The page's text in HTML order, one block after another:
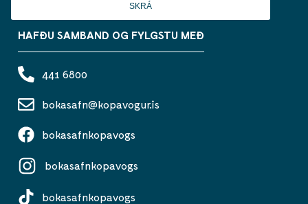
SKRÁ
HAFÐU SAMBAND OG FYLGSTU MEÐ
441 6800
bokasafn@kopavogur.is
bokasafnkopavogs
bokasafnkopavogs
bokasafnkopavogs